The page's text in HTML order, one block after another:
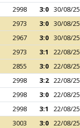
2998 3:0 30/08/25
2973 3:0 30/08/25
2967 3:0 30/08/25
2973 3:1 22/08/25
2855 3:0 22/08/25
2998 3:2 22/08/25
2998 3:0 22/08/25
2998 3:1 22/08/25
3003 3:0 22/08/25